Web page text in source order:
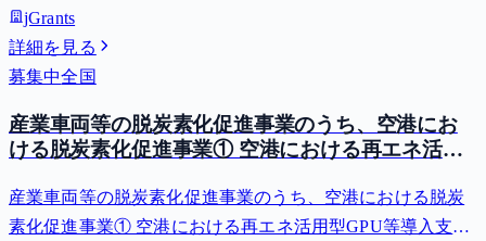
jGrants
詳細を見る
募集中全国
産業車両等の脱炭素化促進事業のうち、空港にお
ける脱炭素化促進事業① 空港における再エネ活用
費等補助金）
産業車両等の脱炭素化促進事業のうち、空港における脱炭
素化促進事業① 空港における再エネ活用型GPU等導入支援